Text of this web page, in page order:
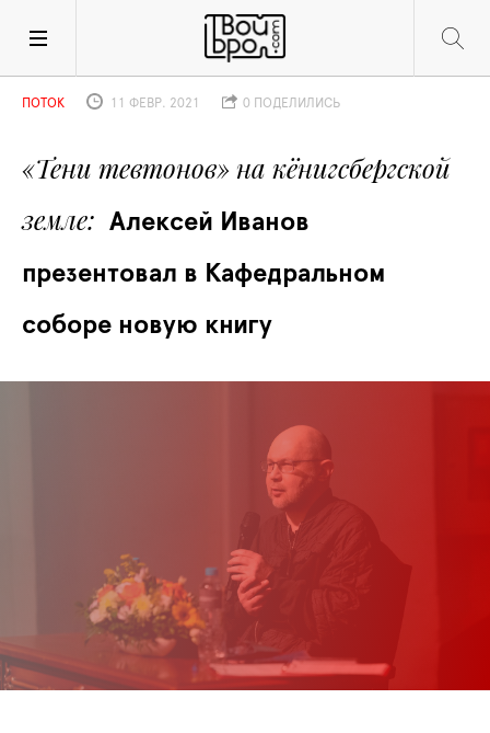
«Тени тевтонов» на кёнигсбергской
земле
Алексей Иванов
презентовал в Кафедральном
соборе новую книгу
ПОТОК 11 ФЕВР. 2021 0 ПОДЕЛИЛИСЬ